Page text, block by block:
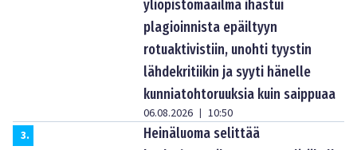
yliopistomaailma ihastui
plagioinnista epäiltyyn
rotuaktivistiin, unohti tyystin
lähdekritiikin ja syyti hänelle
kunniatohtoruuksia kuin saippuaa
06.08.2026 | 10:50
3.
Heinäluoma selittää